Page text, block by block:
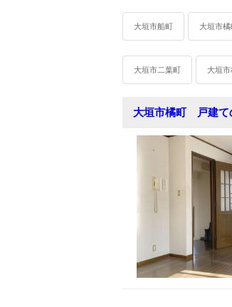
大垣市船町 大垣市橘
大垣市二葉町 大垣市
大垣市橘町 戸建て